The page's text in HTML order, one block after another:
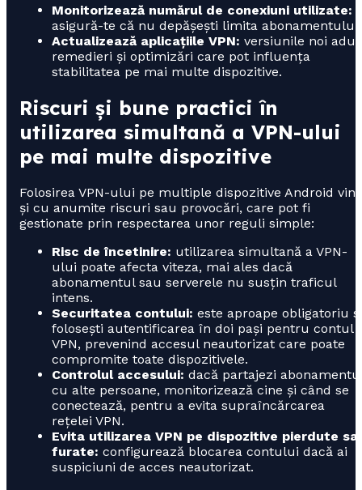
Monitorizează numărul de conexiuni utilizate:
asigură-te că nu depășești limita abonamentului.
Actualizează aplicațiile VPN: versiunile noi aduc
remedieri și optimizări care pot influența
stabilitatea pe mai multe dispozitive.
Riscuri și bune practici în
utilizarea simultană a VPN-ului
pe mai multe dispozitive
Folosirea VPN-ului pe multiple dispozitive Android vine
și cu anumite riscuri sau provocări, care pot fi
gestionate prin respectarea unor reguli simple:
Risc de încetinire: utilizarea simultană a VPN-
ului poate afecta viteza, mai ales dacă
abonamentul sau serverele nu susțin traficul
intens.
Securitatea contului: este aproape obligatoriu
folosești autentificarea în doi pași pentru contul
VPN, prevenind accesul neautorizat care poate
compromite toate dispozitivele.
Controlul accesului: dacă partajezi
cu alte persoane, monitorizează cine și când se
conectează, pentru a evita supraîncărcarea
rețelei VPN.
Evita utilizarea VPN pe dispozitive pierdute
furate: configurează blocarea contului dacă ai
suspiciuni de acces neautorizat.